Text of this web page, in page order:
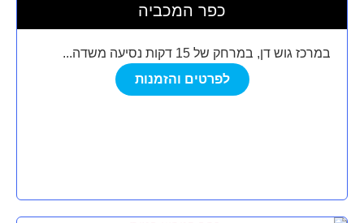
כפר המכביה
במרכז גוש דן, במרחק של 15 דקות נסיעה משדה...
לפרטים והזמנות